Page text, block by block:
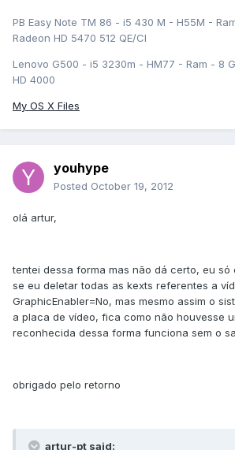
PB Easy Note TM 86 - i5 430 M - H55M -
Radeon HD 5470 512 QE/CI
Lenovo G500 - i5 3230m - HM77 - Ram - 8
HD 4000
My OS X Files
youhype
Posted October 19, 2012
olá artur,
tentei dessa forma mas não dá certo, eu só
se eu deletar todas as kexts referentes a
GraphicEnabler=No, mas mesmo assim o
a placa de vídeo, fica como não houvesse
reconhecida dessa forma funciona sem o
obrigado pelo retorno
artur-pt said: